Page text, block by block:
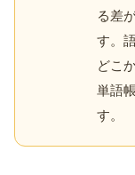
る差
す。
どこ
単語
す。